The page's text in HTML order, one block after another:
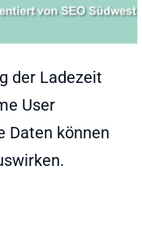
der Ladezeit
User
Daten können